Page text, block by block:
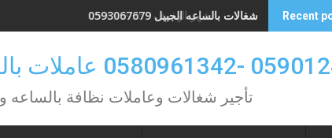
Recent شغالات بالساعه الجبيل 0593067679
بالشهر والساعه الدمام والخبر
تأجير شغالات وعاملات نظافة بالساعه